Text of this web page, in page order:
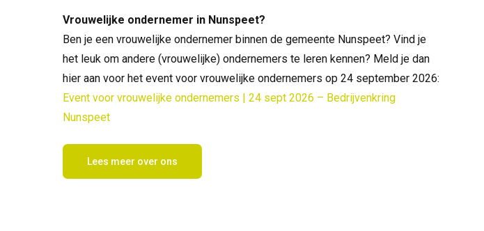
Vrouwelijke ondernemer in Nunspeet?
Ben je een vrouwelijke ondernemer binnen de gemeente Nunspeet? Vind je
het leuk om andere (vrouwelijke) ondernemers te leren kennen? Meld je dan
hier aan voor het event voor vrouwelijke ondernemers op 24 september 2026:
Event voor vrouwelijke ondernemers | 24 sept 2026 – Bedrijvenkring
Nunspeet
Lees meer over ons